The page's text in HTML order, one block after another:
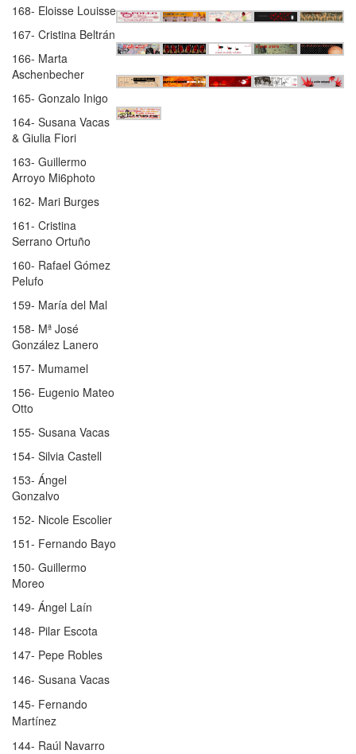
168- Eloisse Louisse
167- Cristina Beltrán
166- Marta
Aschenbecher
165- Gonzalo Inigo
164- Susana Vacas
& Giulia Fiori
163- Guillermo
Arroyo Mi6photo
162- Mari Burges
161- Cristina
Serrano Ortuño
160- Rafael Gómez
Pelufo
159- María del Mal
158- Mª José
González Lanero
157- Mumamel
156- Eugenio Mateo
Otto
155- Susana Vacas
154- Silvia Castell
153- Ángel
Gonzalvo
152- Nicole Escolier
151- Fernando Bayo
150- Guillermo
Moreo
149- Ángel Laín
148- Pilar Escota
147- Pepe Robles
146- Susana Vacas
145- Fernando
Martínez
144- Raúl Navarro